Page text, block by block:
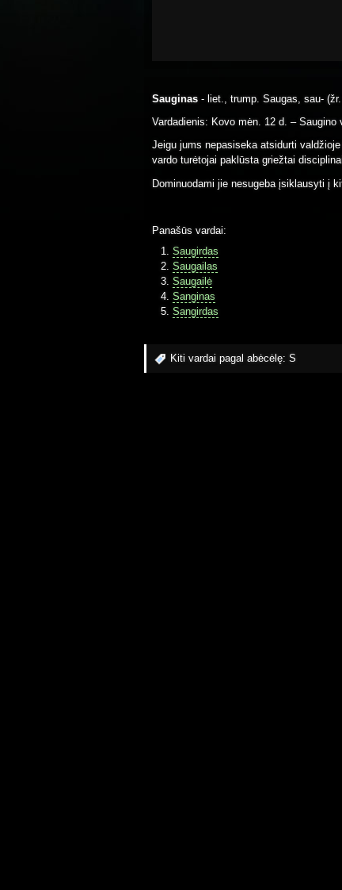
Sauginas - liet., trump. Saugas, sau- (žr.
Vardadienis: Kovo mėn. 12 d. – Saugino
Jeigu jums nepasiseka atsidurti
vardo turėtojai paklūsta griežtai
Dominuodami jie nesugeba įsiklausyti į
Panašūs vardai:
Saugirdas
Saugailas
Saugailė
Sanginas
Sangirdas
Kiti vardai pagal abėcėlę: S